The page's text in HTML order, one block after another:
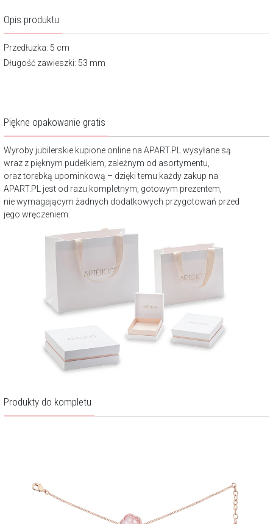
Opis produktu
Przedłużka: 5 cm
Długość zawieszki: 53 mm
Piękne opakowanie gratis
Wyroby jubilerskie kupione online na APART.PL wysyłane są
wraz z pięknym pudełkiem, zależnym od asortymentu,
oraz torebką upominkową – dzięki temu każdy zakup na
APART.PL jest od razu kompletnym, gotowym prezentem,
nie wymagającym żadnych dodatkowych przygotowań przed
jego wręczeniem.
Produkty do kompletu